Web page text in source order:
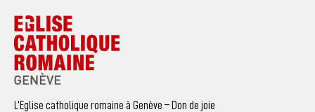
L’Eglise catholique romaine à Genève – Don de joie